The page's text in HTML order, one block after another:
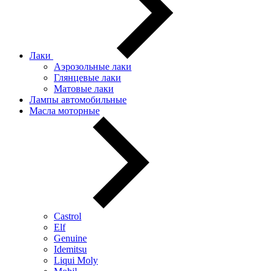
Лаки
Аэрозольные лаки
Глянцевые лаки
Матовые лаки
Лампы автомобильные
Масла моторные
Castrol
Elf
Genuine
Idemitsu
Liqui Moly